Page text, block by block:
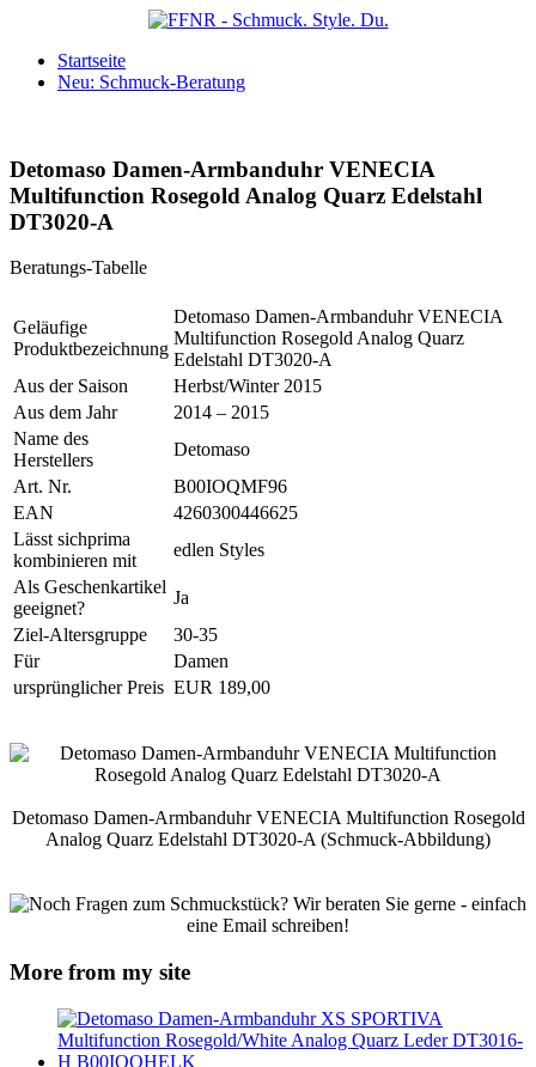
Startseite
Neu: Schmuck-Beratung
Detomaso Damen-Armbanduhr VENECIA
Multifunction Rosegold Analog Quarz Edelstahl
DT3020-A
Beratungs-Tabelle
Geläufige
Produktbezeichnung
Detomaso Damen-Armbanduhr VENECIA
Multifunction Rosegold Analog Quarz
Edelstahl DT3020-A
Aus der Saison
Herbst/Winter 2015
Aus dem Jahr
2014 – 2015
Name des
Herstellers
Detomaso
Art. Nr.
B00IOQMF96
EAN
4260300446625
Lässt sichprima
kombinieren mit
edlen Styles
Als Geschenkartikel
geeignet?
Ja
Ziel-Altersgruppe
30-35
Für
Damen
ursprünglicher Preis EUR 189,00
Detomaso Damen-Armbanduhr VENECIA Multifunction Rosegold
Analog Quarz Edelstahl DT3020-A (Schmuck-Abbildung)
More from my site